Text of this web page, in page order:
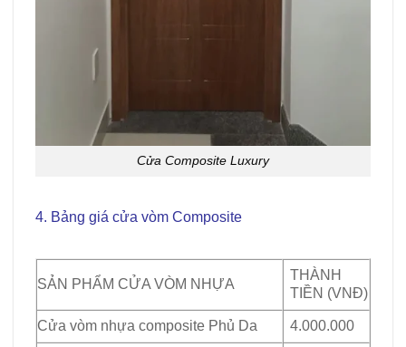
Cửa Composite Luxury
4. Bảng giá cửa vòm Composite
SẢN PHẨM CỬA VÒM NHỰA
THÀNH
TIỀN (VNĐ)
Cửa vòm nhựa composite Phủ Da 4.000.000